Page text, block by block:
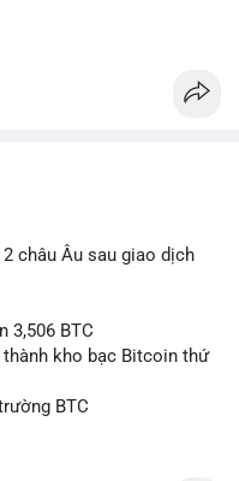
châu Âu sau giao dịch
3,506 BTC
thành kho bạc Bitcoin thứ
BTC